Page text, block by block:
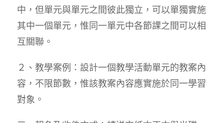
中，但單元與單元之間彼此獨立，可以單獨實施
其中一個單元，惟同一單元中各節課之間可以相
互關聯。
２、教學案例：設計一個教學活動單元的教案內
容，不限節數，惟該教案內容應實施於同一學習
對象。